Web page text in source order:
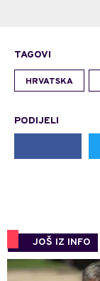
TAGOVI
HRVATSKA
PODIJELI
JOŠ IZ INFO